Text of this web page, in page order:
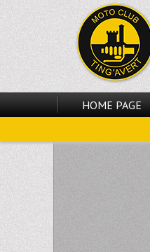
HOME PAGE